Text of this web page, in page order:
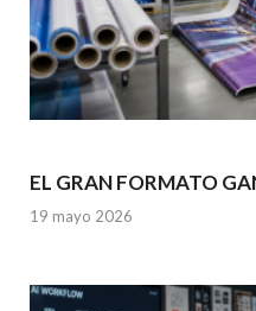
EL GRAN FORMATO
19 mayo 2026